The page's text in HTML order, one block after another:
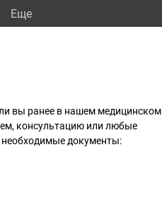
Eще
вы ранее в нашем медицинском
консультацию или любые
необходимые документы: